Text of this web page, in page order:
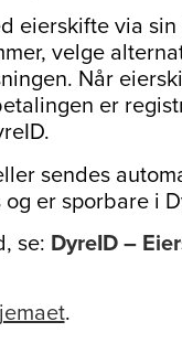
eierskifte via
velge
Når
er
sendes
er sporbare i
se: DyreID –
.